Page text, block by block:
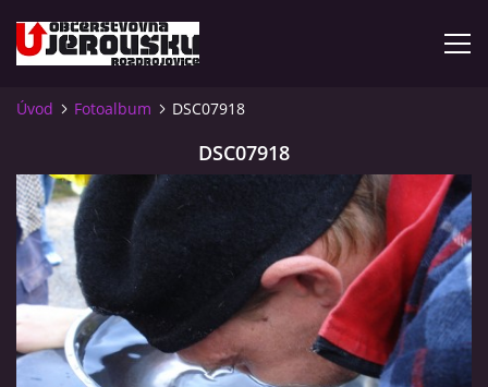
KDE NÁS NAJDETE?
VIDLÁCKÝ VÍCEBOJ 2023 - VIDEO
OTEVÍRACÍ DOBA
Úvod Fotoalbum DSC07918
DSC07918